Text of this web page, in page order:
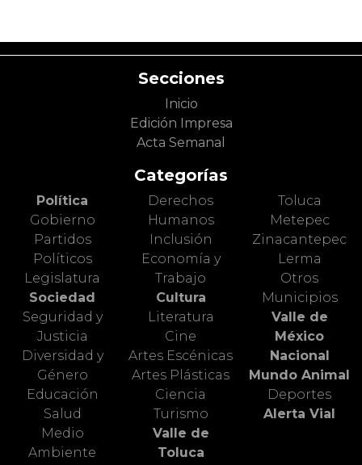
Secciones
Inicio
Edición Impresa
Acta Semanal
Categorías
Política
Gobierno
Partidos
Políticos
Legislatura
Sociedad
Seguridad y
Justicia
Diversidad y
Género
Educación
Salud
Medio
Ambiente
Derechos
Humanos
Inclusión
Economía y
Trabajo
Cultura
Literatura
Cine
Artes Escénicas
Artes Plásticas
Ciencia
Turismo
Valle de
Toluca
Toluca
Metepec
Zinacantepec
Lerma
Otros
Municipios
Valle de
México
Nacional
Mundo Animal
Deportes
Alerta Vial